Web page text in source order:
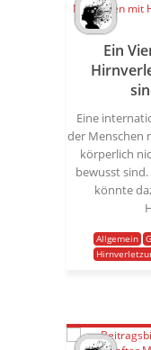
Ein
Eine
der Menschen
körperlich
bewusst
könnte
Allgemein